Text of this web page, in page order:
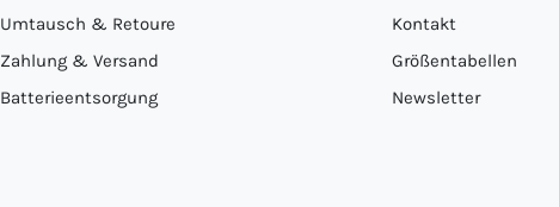
Umtausch & Retoure
Zahlung & Versand
Batterieentsorgung
Kontakt
Größentabellen
Newsletter